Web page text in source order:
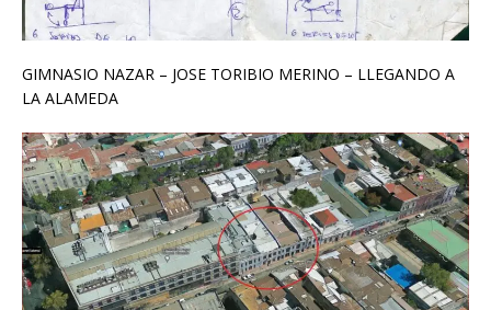
GIMNASIO NAZAR – JOSE TORIBIO MERINO – LLEGANDO A
LA ALAMEDA